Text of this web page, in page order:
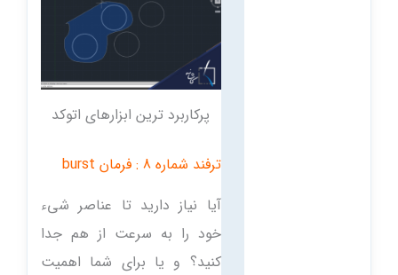
پرکاربرد ترین ابزارهای اتوکد
ترفند شماره 8 : فرمان burst
آیا نیاز دارید تا عناصر شیء
خود را به سرعت از هم جدا
کنید؟ و یا برای شما اهمیت